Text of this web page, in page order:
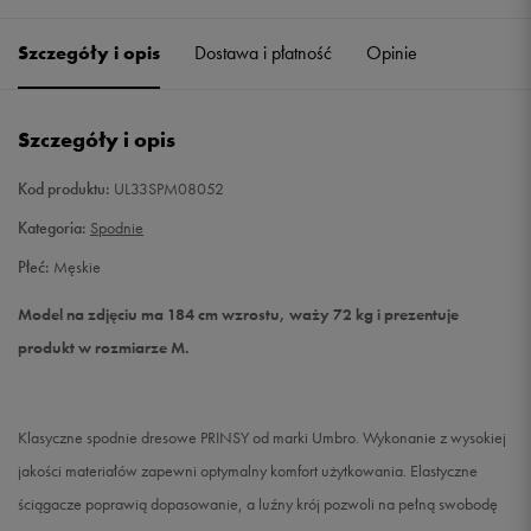
S Powiadom o dostępności
XL Powiadom o dostępności
Szczegóły i opis Dostawa i płatność Opinie
Szczegóły i opis
Kod produktu: UL33SPM08052
Kategoria: Spodnie
Płeć: Męskie
Model na zdjęciu ma 184 cm wzrostu, waży 72 kg i prezentuje
produkt w rozmiarze M.
Klasyczne spodnie dresowe PRINSY od marki Umbro. Wykonanie z wysokiej
jakości materiałów zapewni optymalny komfort użytkowania. Elastyczne
ściągacze poprawią dopasowanie, a luźny krój pozwoli na pełną swobodę